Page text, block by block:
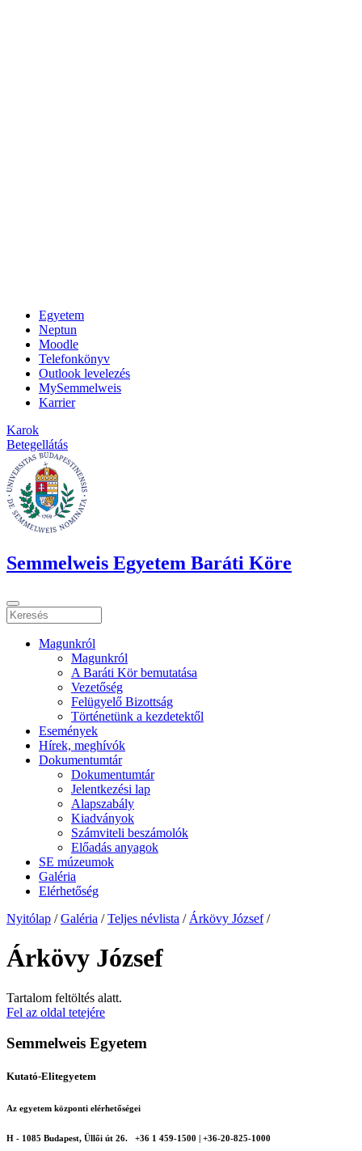
Egyetem
Neptun
Moodle
Telefonkönyv
Outlook levelezés
MySemmelweis
Karrier
Karok
Betegellátás
Semmelweis Egyetem Baráti Köre
Magunkról
Magunkról
A Baráti Kör bemutatása
Vezetőség
Felügyelő Bizottság
Történetünk a kezdetektől
Események
Hírek, meghívók
Dokumentumtár
Dokumentumtár
Jelentkezési lap
Alapszabály
Kiadványok
Számviteli beszámolók
Előadás anyagok
SE múzeumok
Galéria
Elérhetőség
Nyitólap / Galéria / Teljes névlista / Árkövy József /
Árkövy József
Tartalom feltöltés alatt.
Fel az oldal tetejére
Semmelweis Egyetem
Kutató-Elitegyetem
Az egyetem központi elérhetőségei
H - 1085 Budapest, Üllői út 26.
+36 1 459-1500 | +36-20-825-1000